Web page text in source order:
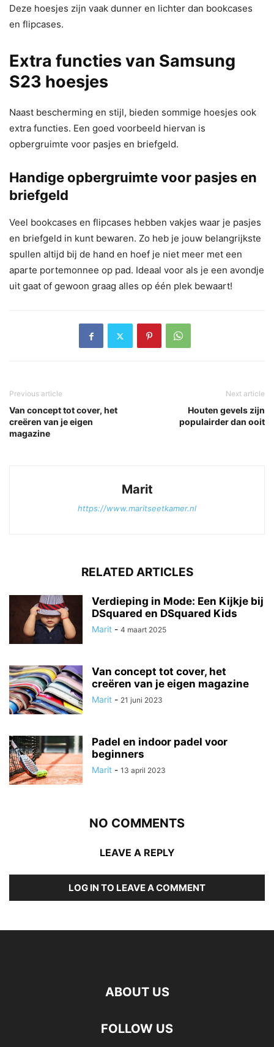
Deze hoesjes zijn vaak dunner en lichter dan bookcases
en flipcases.
Extra functies van Samsung
S23 hoesjes
Naast bescherming en stijl, bieden sommige hoesjes ook
extra functies. Een goed voorbeeld hiervan is
opbergruimte voor pasjes en briefgeld.
Handige opbergruimte voor pasjes en
briefgeld
Veel bookcases en flipcases hebben vakjes waar je pasjes
en briefgeld in kunt bewaren. Zo heb je jouw belangrijkste
spullen altijd bij de hand en hoef je niet meer met een
aparte portemonnee op pad. Ideaal voor als je een avondje
uit gaat of gewoon graag alles op één plek bewaart!
Previous article
Van concept tot cover, het
creëren van je eigen
magazine
Next article
Houten gevels zijn
populairder dan ooit
Marit
https://www.maritseetkamer.nl
RELATED ARTICLES
Verdieping in Mode: Een Kijkje bij
DSquared en DSquared Kids
Marit - 4 maart 2025
Van concept tot cover, het
creëren van je eigen magazine
Marit - 21 juni 2023
Padel en indoor padel voor
beginners
Marit - 13 april 2023
NO COMMENTS
LEAVE A REPLY
LOG IN TO LEAVE A COMMENT
ABOUT US
FOLLOW US